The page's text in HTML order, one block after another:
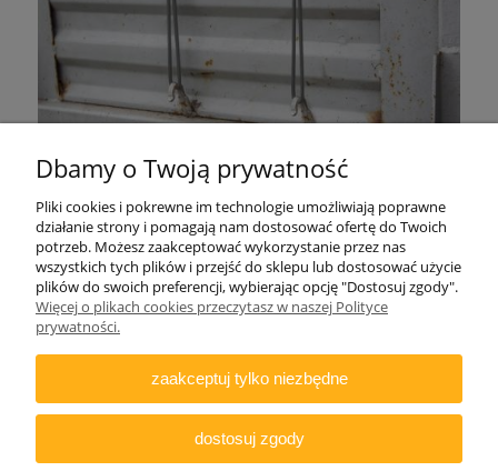
ZAMAWIANIE
DODATKOWE
Dbamy o Twoją prywatność
Pliki cookies i pokrewne im technologie umożliwiają poprawne
działanie strony i pomagają nam dostosować ofertę do Twoich
potrzeb. Możesz zaakceptować wykorzystanie przez nas
wszystkich tych plików i przejść do sklepu lub dostosować użycie
plików do swoich preferencji, wybierając opcję "Dostosuj zgody".
Więcej o plikach cookies przeczytasz w naszej Polityce
prywatności.
zaakceptuj tylko niezbędne
dostosuj zgody